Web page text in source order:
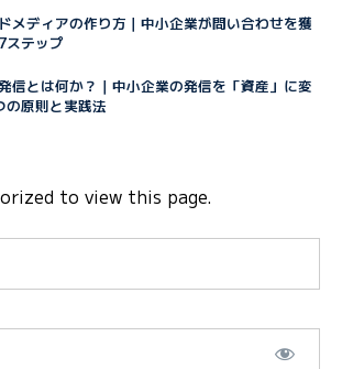
メディアの作り方｜中小企業が問い合わせを獲
ステップ
信とは何か？｜中小企業の発信を「資産」に変
の原則と実践法
to view this page.